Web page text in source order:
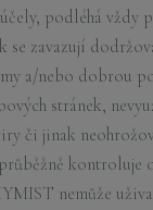
podléhá vždy
se zavazují
a/nebo dobrou
stránek,
či jinak
kontroluje
nemůže